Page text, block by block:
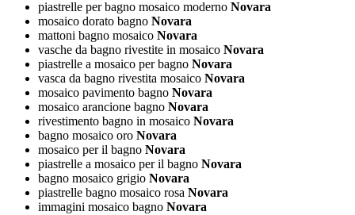
piastrelle per bagno mosaico moderno Novara
mosaico dorato bagno Novara
mattoni bagno mosaico Novara
vasche da bagno rivestite in mosaico Novara
piastrelle a mosaico per bagno Novara
vasca da bagno rivestita mosaico Novara
mosaico pavimento bagno Novara
mosaico arancione bagno Novara
rivestimento bagno in mosaico Novara
bagno mosaico oro Novara
mosaico per il bagno Novara
piastrelle a mosaico per il bagno Novara
bagno mosaico grigio Novara
piastrelle bagno mosaico rosa Novara
immagini mosaico bagno Novara